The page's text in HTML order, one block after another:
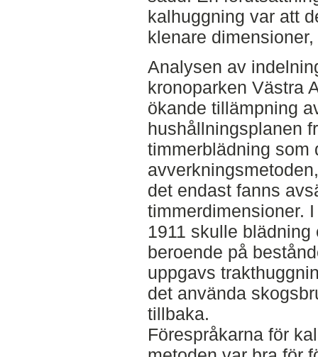
kalhuggning var att
klenare
Analysen av
kronoparken Västra
ökande tillämpning
hushållningsplanen
timmerblädning som
det endast fanns
timmerdimensioner.
1911 skulle
beroende på
uppgavs
det använda
tillbaka.
Förespråkarna för